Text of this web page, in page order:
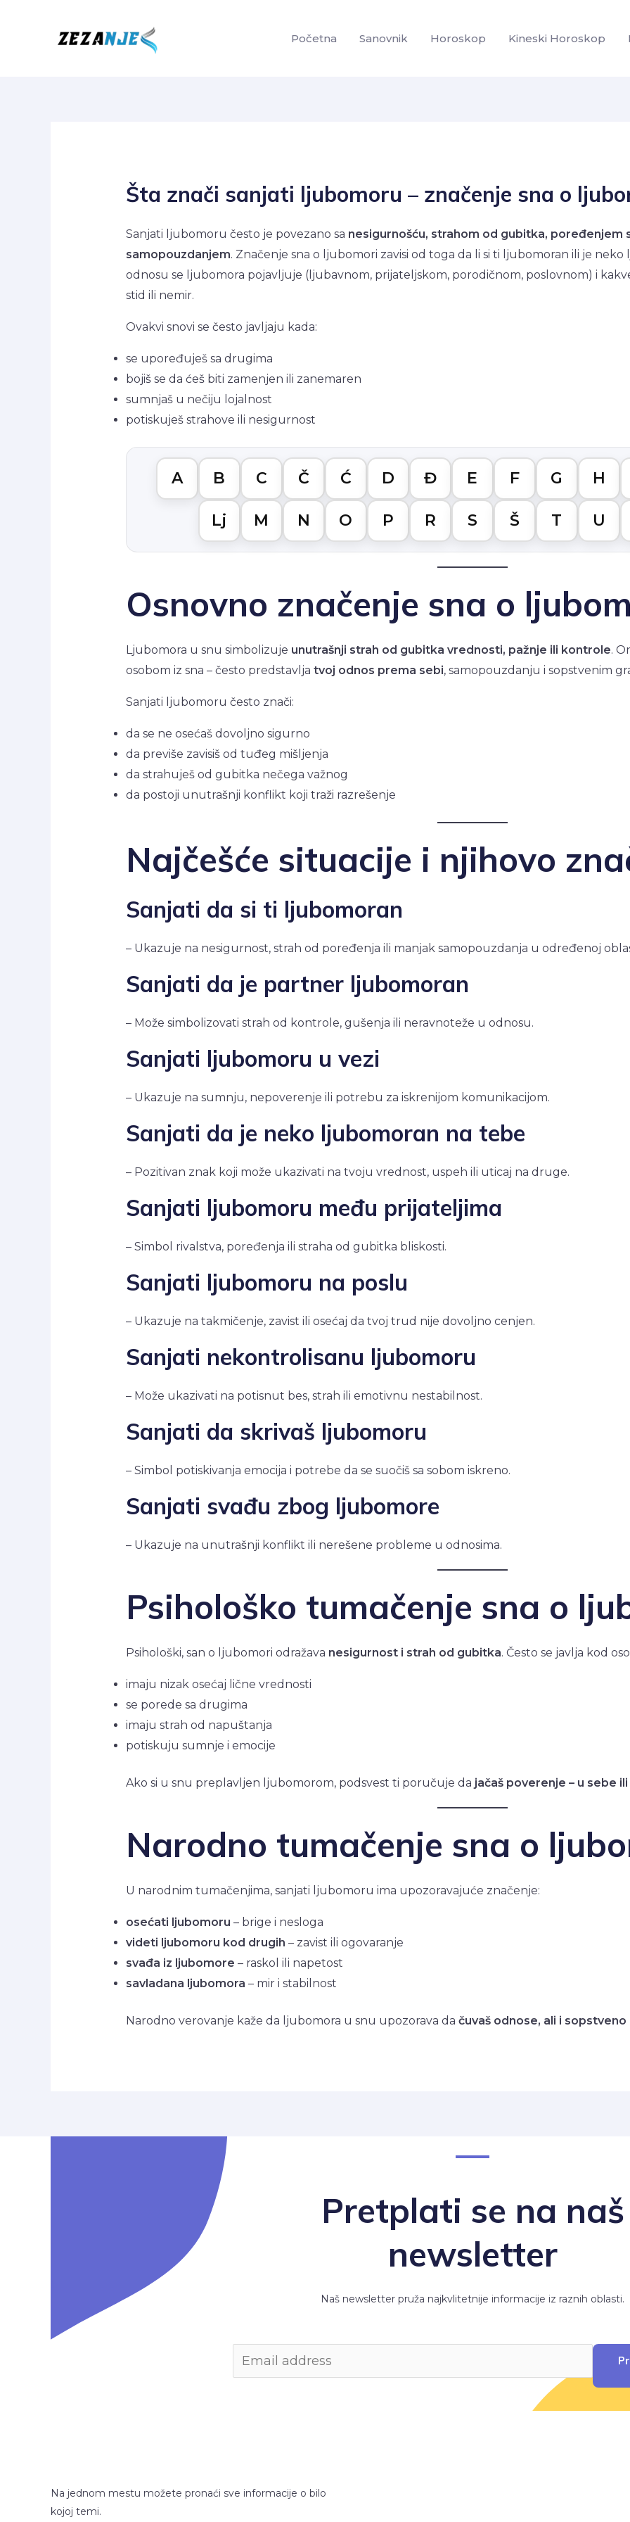
Početna Sanovnik Horoskop Kineski Horoskop
Šta znači sanjati ljubomoru – značenje sna o
Sanjati ljubomoru često je povezano sa nesigurnošću, strahom od gubitka, poređenjem
samopouzdanjem. Značenje sna o ljubomori zavisi od toga da li si ti ljubomoran ili je
odnosu se ljubomora pojavljuje (ljubavnom, prijateljskom, porodičnom, poslovnom) i
stid ili nemir.
Ovakvi snovi se često javljaju kada:
se upoređuješ sa drugima
bojiš se da ćeš biti zamenjen ili zanemaren
sumnjaš u nečiju lojalnost
potiskuješ strahove ili nesigurnost
A B C Č Ć D Đ E F G H
Lj M N O P R S Š T U
Osnovno značenje sna o
Ljubomora u snu simbolizuje unutrašnji strah od gubitka vrednosti, pažnje ili kontrole.
osobom iz sna – često predstavlja tvoj odnos prema sebi, samopouzdanju i sopstvenim
Sanjati ljubomoru često znači:
da se ne osećaš dovoljno sigurno
da previše zavisiš od tuđeg mišljenja
da strahuješ od gubitka nečega važnog
da postoji unutrašnji konflikt koji traži razrešenje
Najčešće situacije i njihovo
Sanjati da si ti ljubomoran
– Ukazuje na nesigurnost, strah od poređenja ili manjak samopouzdanja u određenoj
Sanjati da je partner ljubomoran
– Može simbolizovati strah od kontrole, gušenja ili neravnoteže u odnosu.
Sanjati ljubomoru u vezi
– Ukazuje na sumnju, nepoverenje ili potrebu za iskrenijom komunikacijom.
Sanjati da je neko ljubomoran na tebe
– Pozitivan znak koji može ukazivati na tvoju vrednost, uspeh ili uticaj na druge.
Sanjati ljubomoru među prijateljima
– Simbol rivalstva, poređenja ili straha od gubitka bliskosti.
Sanjati ljubomoru na poslu
– Ukazuje na takmičenje, zavist ili osećaj da tvoj trud nije dovoljno cenjen.
Sanjati nekontrolisanu ljubomoru
– Može ukazivati na potisnut bes, strah ili emotivnu nestabilnost.
Sanjati da skrivaš ljubomoru
– Simbol potiskivanja emocija i potrebe da se suočiš sa sobom iskreno.
Sanjati svađu zbog ljubomore
– Ukazuje na unutrašnji konflikt ili nerešene probleme u odnosima.
Psihološko tumačenje sna o
Psihološki, san o ljubomori odražava nesigurnost i strah od gubitka. Često se javlja kod
imaju nizak osećaj lične vrednosti
se porede sa drugima
imaju strah od napuštanja
potiskuju sumnje i emocije
Ako si u snu preplavljen ljubomorom, podsvest ti poručuje da jačaš poverenje – u sebe
Narodno tumačenje sna o
U narodnim tumačenjima, sanjati ljubomoru ima upozoravajuće značenje:
osećati ljubomoru – brige i nesloga
videti ljubomoru kod drugih – zavist ili ogovaranje
svađa iz ljubomore – raskol ili napetost
savladana ljubomora – mir i stabilnost
Narodno verovanje kaže da ljubomora u snu upozorava da čuvaš odnose, ali i
Pretplati se na naš
newsletter
Naš newsletter pruža najkvlitetnije informacije iz raznih oblasti.
Na jednom mestu možete pronaći sve informacije o bilo
kojoj temi.